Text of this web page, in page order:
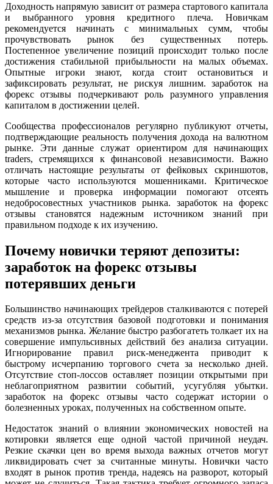
Доходность напрямую зависит от размера стартового капитала
и выбранного уровня кредитного плеча. Новичкам
рекомендуется начинать с минимальных сумм, чтобы
прочувствовать рынок без существенных потерь.
Постепенное увеличение позиций происходит только после
достижения стабильной прибыльности на малых объемах.
Опытные игроки знают, когда стоит остановиться и
зафиксировать результат, не рискуя лишним. заработок на
форекс отзывы подчеркивают роль разумного управления
капиталом в достижении целей.
Сообщества профессионалов регулярно публикуют отчеты,
подтверждающие реальность получения дохода на валютном
рынке. Эти данные служат ориентиром для начинающих
traders, стремящихся к финансовой независимости. Важно
отличать настоящие результаты от фейковых скриншотов,
которые часто используются мошенниками. Критическое
мышление и проверка информации помогают отсеять
недобросовестных участников рынка. заработок на форекс
отзывы становятся надежным источником знаний при
правильном подходе к их изучению.
Почему новички теряют депозиты:
заработок на форекс отзывы
потерявших деньги
Большинство начинающих трейдеров сталкиваются с потерей
средств из-за отсутствия базовой подготовки и понимания
механизмов рынка. Желание быстро разбогатеть толкает их на
совершение импульсивных действий без анализа ситуации.
Игнорирование правил риск-менеджента приводит к
быстрому исчерпанию торгового счета за несколько дней.
Отсутствие стоп-лоссов оставляет позиции открытыми при
неблагоприятном развитии событий, усугубляя убытки.
заработок на форекс отзывы часто содержат истории о
болезненных уроках, полученных на собственном опыте.
Недостаток знаний о влиянии экономических новостей на
котировки является еще одной частой причиной неудач.
Резкие скачки цен во время выхода важных отчетов могут
ликвидировать счет за считанные минуты. Новички часто
входят в рынок против тренда, надеясь на разворот, который